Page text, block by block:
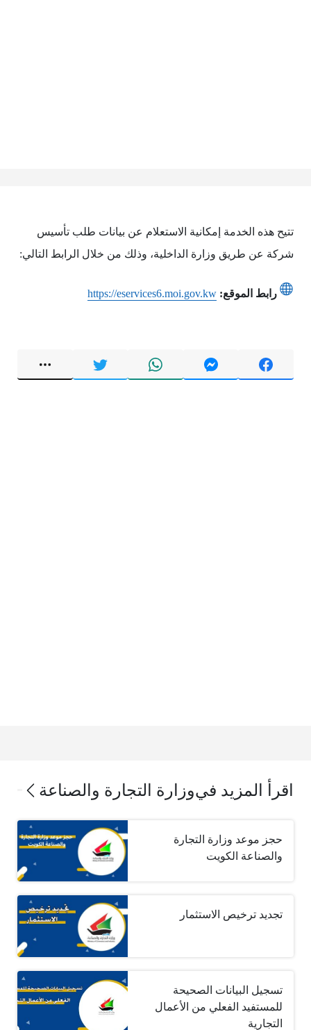
تتيح هذه الخدمة إمكانية الاستعلام عن بيانات طلب تأسيس
شركة عن طريق وزارة الداخلية، وذلك من خلال الرابط التالي:
رابط الموقع: https://eservices6.moi.gov.kw
اقرأ المزيد فيوزارة التجارة والصناعة
حجز موعد وزارة التجارة
والصناعة الكويت
تجديد ترخيص الاستثمار
تسجيل البيانات الصحيحة
للمستفيد الفعلي من الأعمال
التجارية